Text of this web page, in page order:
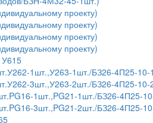
проекту)
проекту)
проекту)
проекту)
У615
1шт.,У263-1шт./БЗ26-4П25-
3шт.,У263-2шт./БЗ26-4П25-
1шт.,PG21-1шт./БЗ26-4П25-
3шт.,PG21-2шт./БЗ26-4П25-